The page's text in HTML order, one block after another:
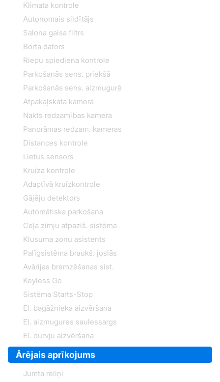
Klimata kontrole
Autonomais sildītājs
Salona gaisa filtrs
Borta dators
Riepu spiediena kontrole
Parkošanās sens. priekšā
Parkošanās sens. aizmugurē
Atpakaļskata kamera
Nakts redzamības kamera
Panorāmas redzam. kameras
Distances kontrole
Lietus sensors
Kruīza kontrole
Adaptīvā kruīzkontrole
Gājēju detektors
Automātiska parkošana
Ceļa zīmju atpazīš. sistēma
Klusuma zonu asistents
Palīgsistēma braukš. joslās
Avārijas bremzēšanas sist.
Keyless Go
Sistēma Starts-Stop
El. bagāžnieka aizvēršana
El. aizmugures saulessargs
El. durvju aizvēršana
Ārējais aprīkojums
Jumta reliņi